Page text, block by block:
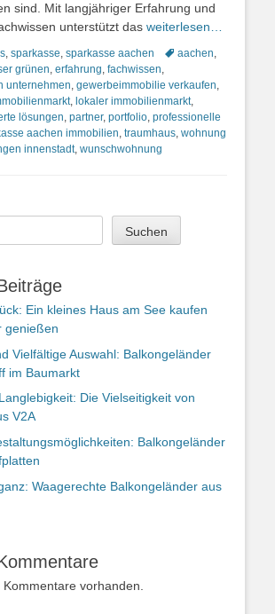
sind. Mit langjähriger Erfahrung und
unterstützt das weiterlesen…
, sparkasse, sparkasse aachen Schlagworte
aachen,
grünen, erfahrung, fachwissen,
unternehmen, gewerbeimmobilie verkaufen,
, lokaler immobilienmarkt,
lösungen, partner, portfolio, professionelle
aachen immobilien, traumhaus, wohnung
innenstadt, wunschwohnung
Suchen
Ein kleines Haus am See kaufen
genießen
Vielfältige Auswahl: Balkongeländer
im Baumarkt
Die Vielseitigkeit von
V2A
Balkongeländer
Waagerechte Balkongeländer aus
Kommentare vorhanden.